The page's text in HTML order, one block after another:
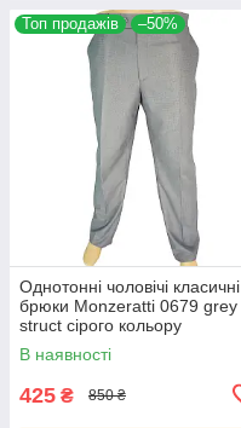
Топ продажів –50%
Однотонні чоловічі класичні
брюки Monzeratti 0679 grey
struct сірого кольору
В наявності
425 ₴ 850 ₴